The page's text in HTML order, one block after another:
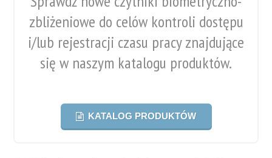
zbliżeniowe do celów kontroli dostępu
i/lub rejestracji czasu pracy znajdujące
się w naszym katalogu produktów.
KATALOG PRODUKTÓW